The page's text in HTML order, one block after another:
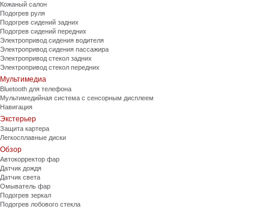
Кожаный салон
Подогрев руля
Подогрев сидений задних
Подогрев сидений передних
Электропривод сидения водителя
Электропривод сидения пассажира
Электропривод стекол задних
Электропривод стекол передних
Мультимедиа
Bluetooth для телефона
Мультимедийная система с сенсорным дисплеем
Навигация
Экстерьер
Защита картера
Легкосплавные диски
Обзор
Автокорректор фар
Датчик дождя
Датчик света
Омыватель фар
Подогрев зеркал
Подогрев лобового стекла